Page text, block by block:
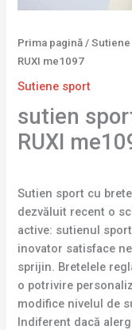
Prima pagină /
RUXI me1097
Sutiene sport
sutien
RUXI
Sutien sport cu
dezvăluit recent o
active: sutienul
inovator satisface
sprijin. Bretelele
o potrivire
modifice nivelul de
Indiferent dacă